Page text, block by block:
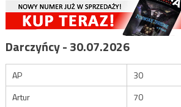
Darczyńcy - 30.07.2026
AP
30
Artur
70